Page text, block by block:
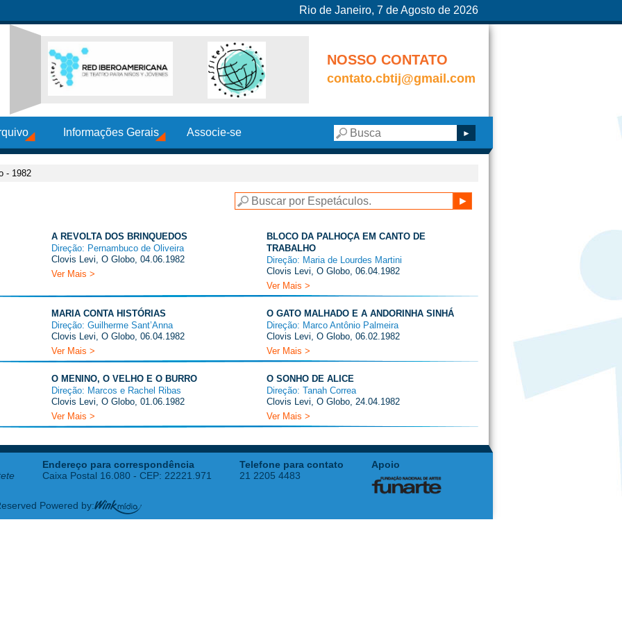
Rio de Janeiro, 7 de Agosto de 2026
NOSSO CONTATO
contato.cbtij@gmail.com
Informações Gerais Associe-se
- 1982
A REVOLTA DOS BRINQUEDOS
Direção: Pernambuco de Oliveira
Clovis Levi, O Globo, 04.06.1982
Ver Mais >
BLOCO DA PALHOÇA EM CANTO DE
TRABALHO
Direção: Maria de Lourdes Martini
Clovis Levi, O Globo, 06.04.1982
Ver Mais >
MARIA CONTA HISTÓRIAS
Direção: Guilherme Sant’Anna
Clovis Levi, O Globo, 06.04.1982
Ver Mais >
O GATO MALHADO E A ANDORINHA SINHÁ
Direção: Marco Antônio Palmeira
Clovis Levi, O Globo, 06.02.1982
Ver Mais >
O MENINO, O VELHO E O BURRO
Direção: Marcos e Rachel Ribas
Clovis Levi, O Globo, 01.06.1982
Ver Mais >
O SONHO DE ALICE
Direção: Tanah Correa
Clovis Levi, O Globo, 24.04.1982
Ver Mais >
Endereço para correspondência
Caixa Postal 16.080 - CEP: 22221.971
Telefone para contato
21 2205 4483
Apoio
Powered by: